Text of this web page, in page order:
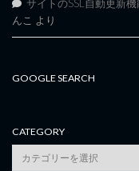
サイトのSSL自動更新
んこ より
GOOGLE SEARCH
CATEGORY
category